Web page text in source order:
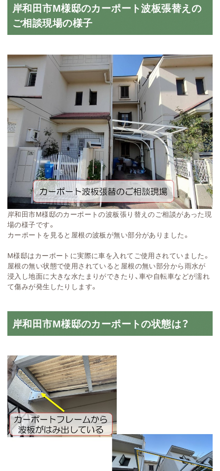
岸和田市M様邸のカーポート波板張替えの
ご相談現場の様子
岸和田市M様邸のカーポートの波板張り替えのご相談があった現
場の様子です。
カーポートを見ると屋根の波板が無い部分がありました。
M様邸はカーポートに実際に車を入れてご使用されていました。
屋根の無い状態で使用されていると屋根の無い部分から雨水が
浸入し地面に大きな水たまりができたり、車や自転車などが濡れ
て傷みが発生したりします。
岸和田市M様邸のカーポートの状態は？